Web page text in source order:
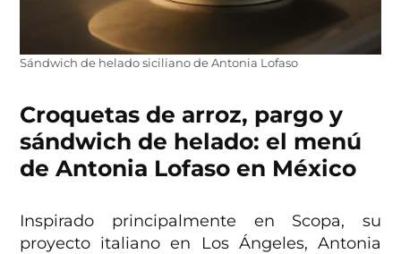
Sándwich de helado siciliano de Antonia Lofaso
Croquetas de arroz, pargo y
sándwich de helado: el menú
de Antonia Lofaso en México
Inspirado principalmente en Scopa, su
proyecto italiano en Los Ángeles, Antonia